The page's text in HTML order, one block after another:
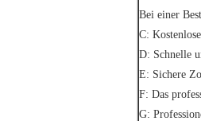
Bei einer
C:
D: Schnelle
E: Sichere
F: Das
G: